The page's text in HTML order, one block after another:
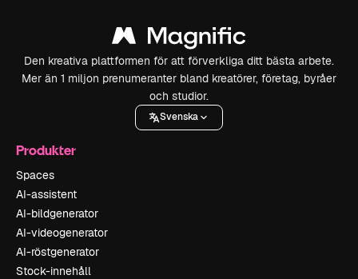
Den kreativa plattformen för att förverkliga ditt bästa arbete.
Mer än 1 miljon prenumeranter bland kreatörer, företag, byråer
och studior.
Svenska
Produkter
Spaces
AI-assistent
AI-bildgenerator
AI-videogenerator
AI-röstgenerator
Stock-innehåll